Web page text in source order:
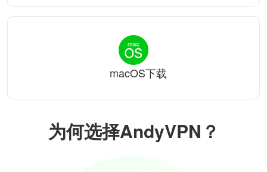
为何选择AndyVPN？
macOS下载